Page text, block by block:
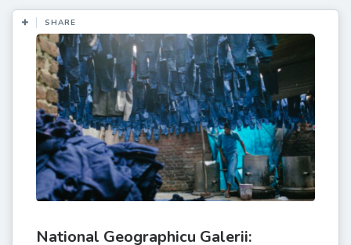
SHARE
National Geographicu Galerii: